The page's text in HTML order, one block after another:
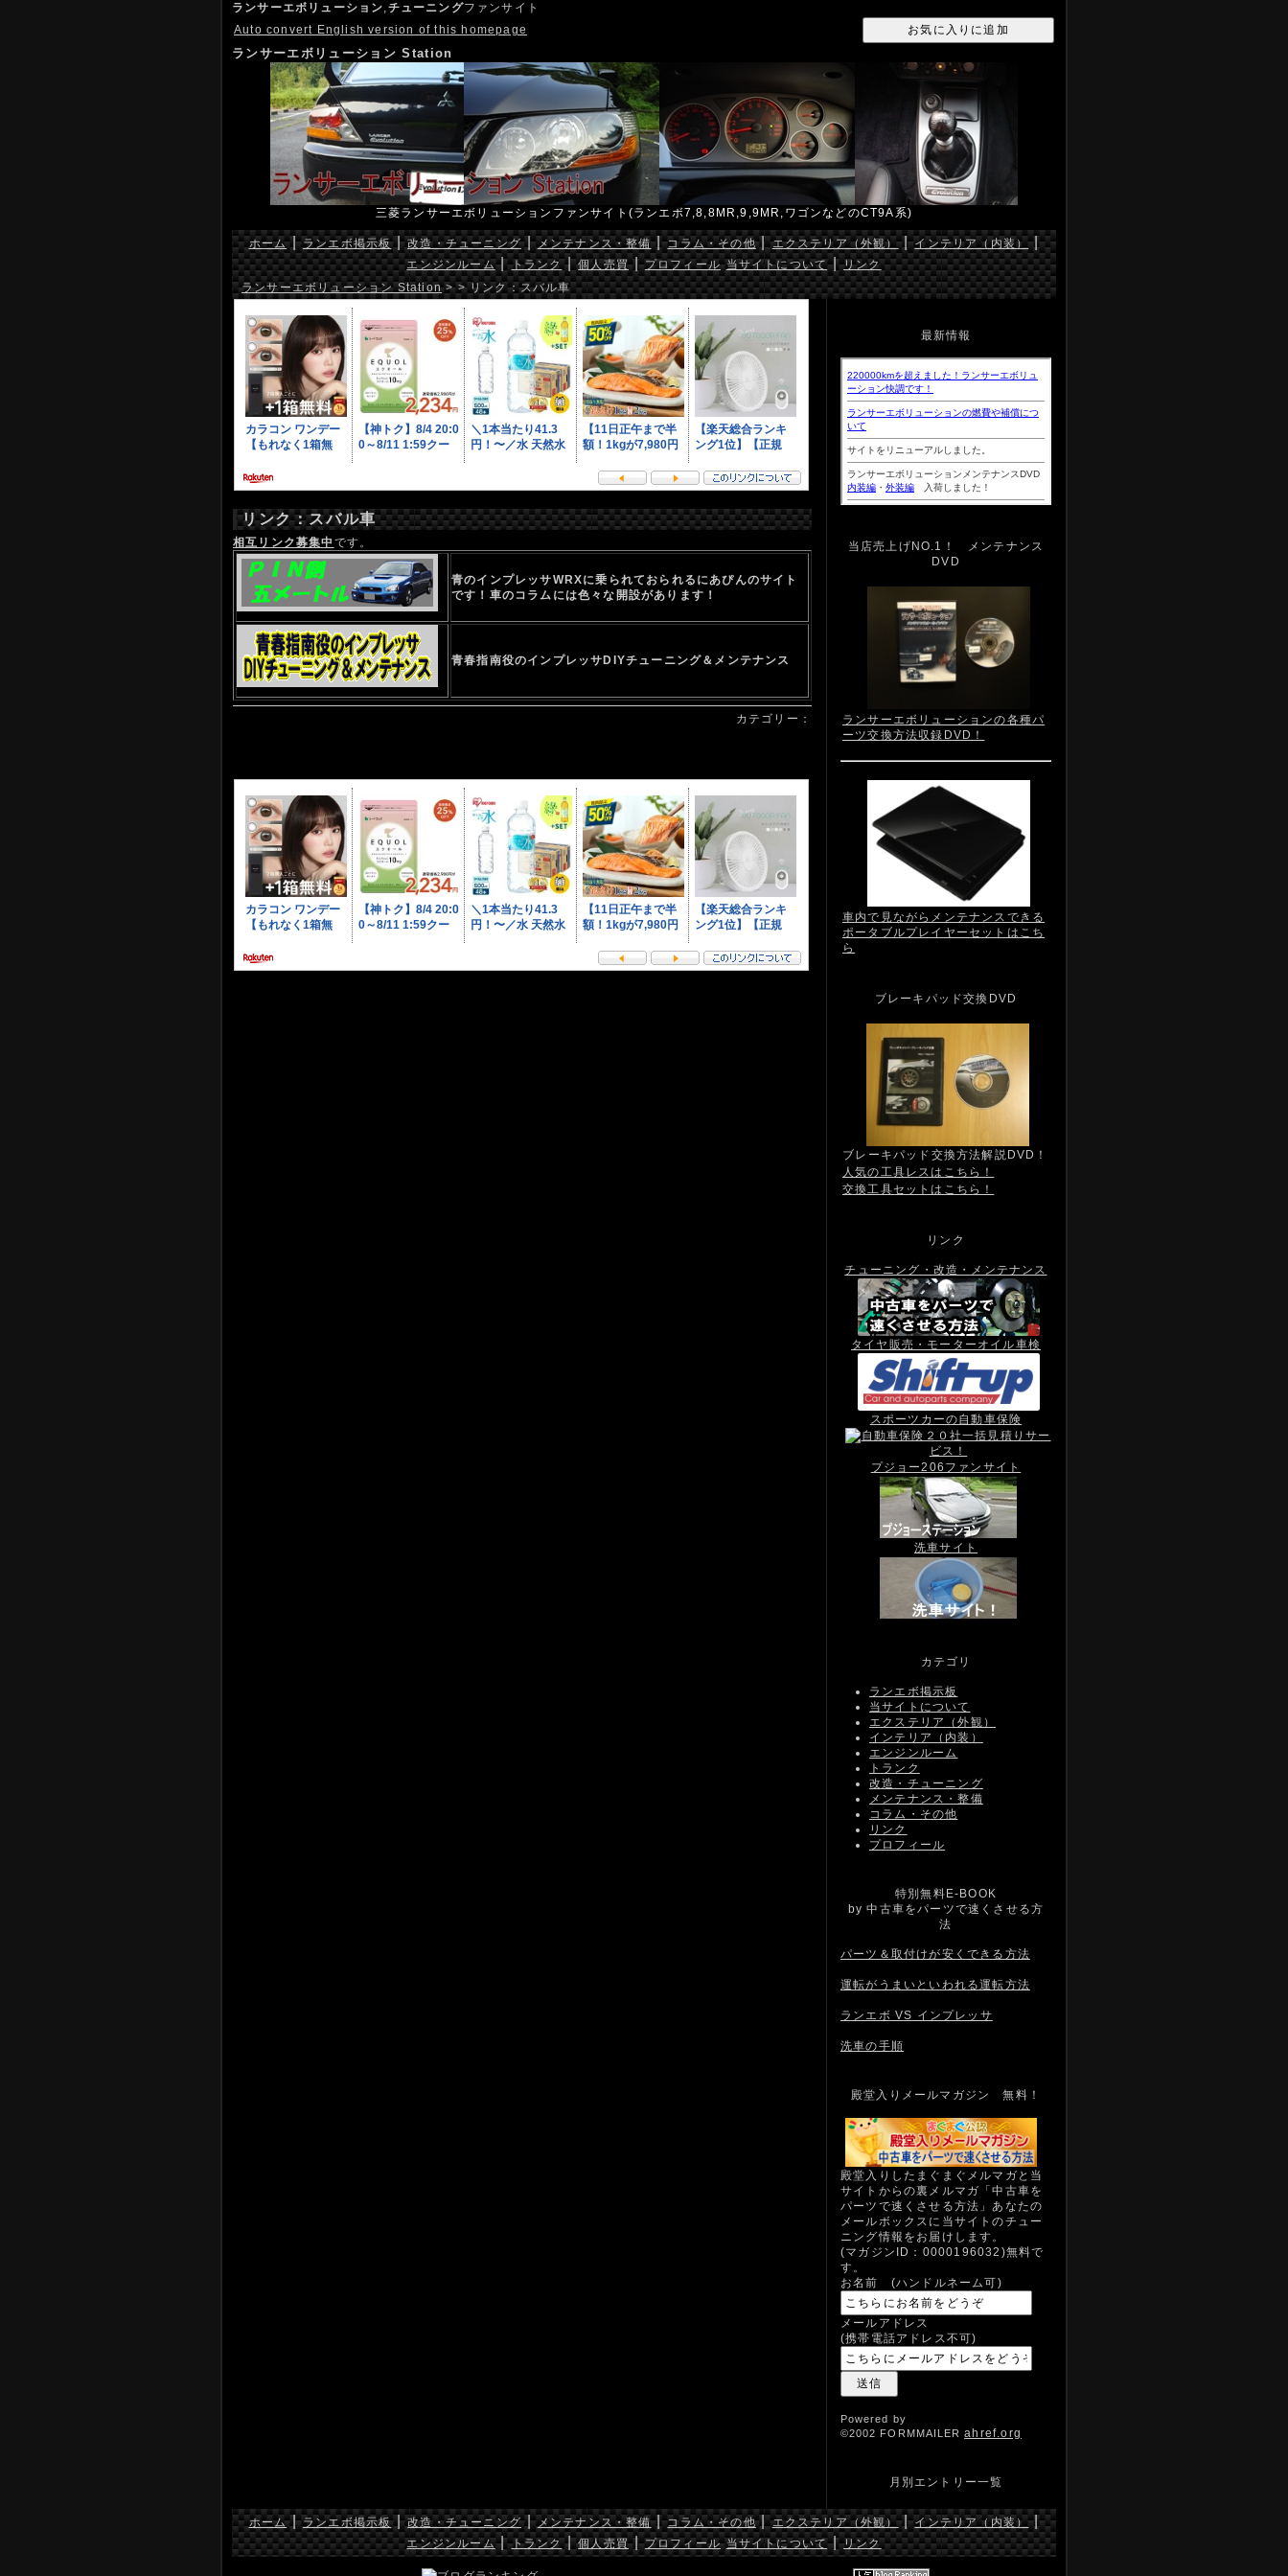
ランサーエボリューション,チューニングファンサイト
Auto convert English version of this homepage
ランサーエボリューション Station
三菱ランサーエボリューションファンサイト(ランエボ7,8,8MR,9,9MR,ワゴンなどのCT9A系)
ホーム|ランエボ掲示板|改造・チューニング|メンテナンス・整備|コラム・その他|エクステリア（外観）|インテリア（内装）|
エンジンルーム|トランク|個人売買|プロフィール 当サイトについて|リンク
ランサーエボリューション Station> > リンク：スバル車
リンク：スバル車
相互リンク募集中 です。
青のインプレッサWRXに乗られておられるにあぴんのサイト
です！車のコラムには色々な開設があります！
青春指南役のインプレッサDIYチューニング＆メンテナンス
カテゴリー：
最新情報
当店売上げNO.1！ メンテナンス
DVD
ランサーエボリューションの各種パ
ーツ交換方法収録DVD！
車内で見ながらメンテナンスできる
ポータブルプレイヤーセットはこち
ら
ブレーキパッド交換DVD
ブレーキパッド交換方法解説DVD！
人気の工具レスはこちら！
交換工具セットはこちら！
リンク
チューニング・改造・メンテナンス
タイヤ販売・モーターオイル車検
スポーツカーの自動車保険
プジョー206ファンサイト
洗車サイト
カテゴリ
ランエボ掲示板
当サイトについて
エクステリア（外観）
インテリア（内装）
エンジンルーム
トランク
改造・チューニング
メンテナンス・整備
コラム・その他
リンク
プロフィール
特別無料E-BOOK
by 中古車をパーツで速くさせる方
法
パーツ＆取付けが安くできる方法
運転がうまいといわれる運転方法
ランエボ VS インプレッサ
洗車の手順
殿堂入りメールマガジン 無料！
殿堂入りしたまぐまぐメルマガと当
サイトからの裏メルマガ「中古車を
パーツで速くさせる方法」あなたの
メールボックスに当サイトのチュー
ニング情報をお届けします。
(マガジンID：0000196032)無料で
す。
お名前 (ハンドルネーム可)
メールアドレス
(携帯電話アドレス不可)
Powered by
©2002 FORMMAILERahref.org
月別エントリー一覧
ホーム|ランエボ掲示板|改造・チューニング|メンテナンス・整備|コラム・その他|エクステリア（外観）|インテリア（内装）|
エンジンルーム|トランク|個人売買|プロフィール 当サイトについて|リンク